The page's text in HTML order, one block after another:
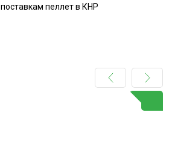
поставкам пеллет в КНР